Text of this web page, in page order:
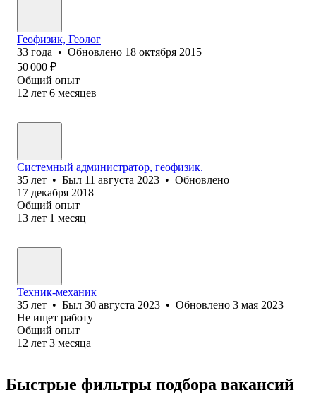
Геофизик, Геолог
33 года • Обновлено 18 октября 2015
50 000 ₽
Общий опыт
12 лет 6 месяцев
Системный администратор, геофизик.
35 лет • Был 11 августа 2023 • Обновлено
17 декабря 2018
Общий опыт
13 лет 1 месяц
Техник-механик
35 лет • Был 30 августа 2023 • Обновлено 3 мая 2023
Не ищет работу
Общий опыт
12 лет 3 месяца
Быстрые фильтры подбора вакансий